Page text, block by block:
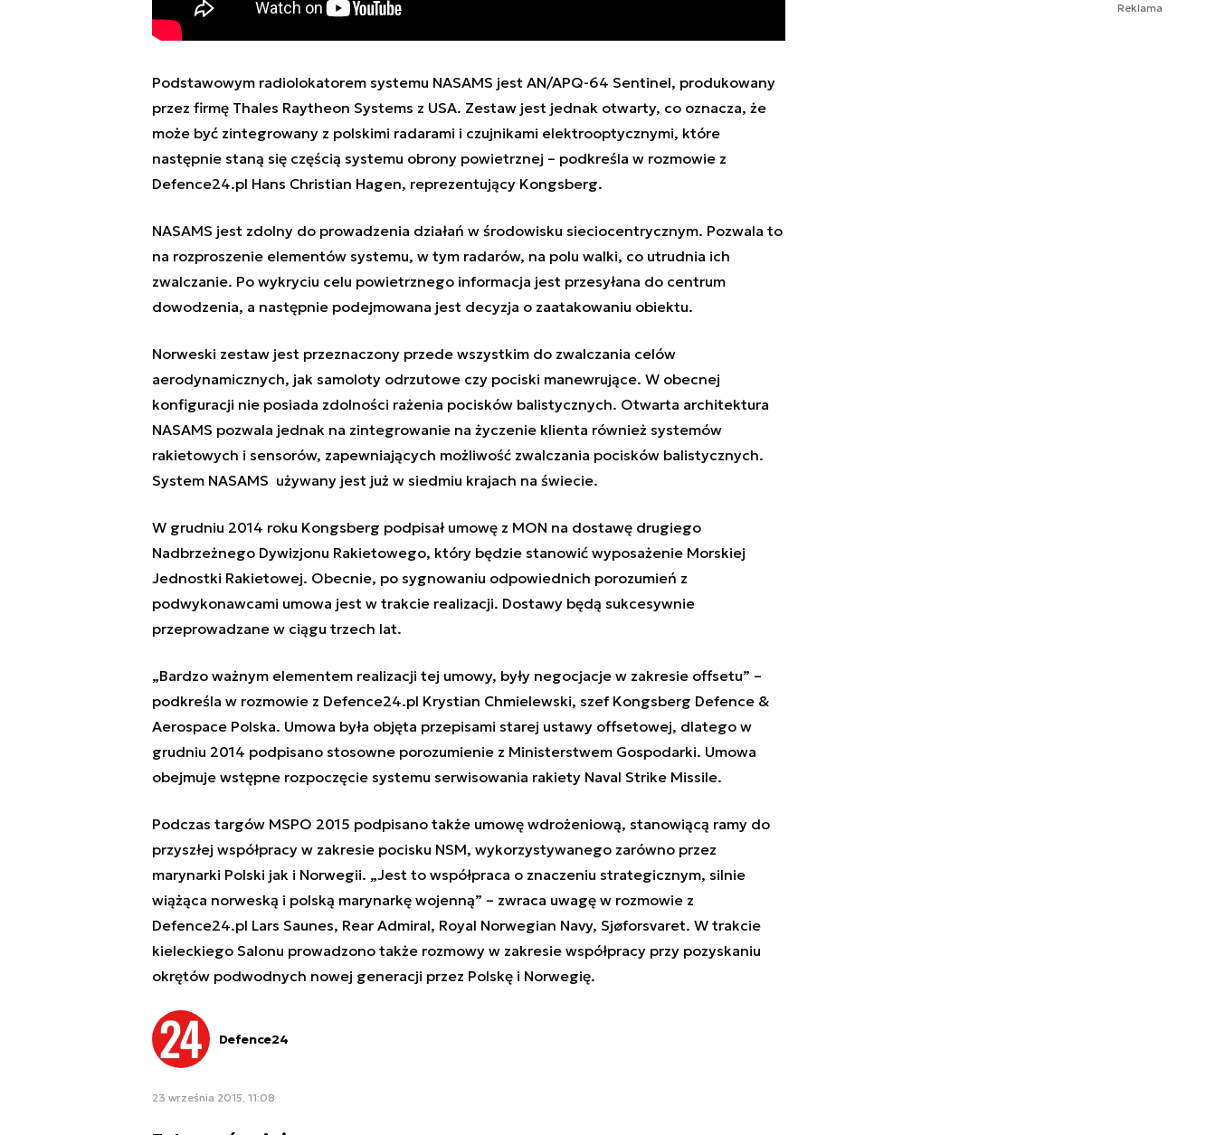
Podstawowym radiolokatorem systemu NASAMS jest AN/APQ-64 Sentinel, produkowany
przez firmę Thales Raytheon Systems z USA. Zestaw jest jednak otwarty, co oznacza, że
może być zintegrowany z polskimi radarami i czujnikami elektrooptycznymi, które
następnie staną się częścią systemu obrony powietrznej – podkreśla w rozmowie z
Defence24.pl Hans Christian Hagen, reprezentujący Kongsberg.
NASAMS jest zdolny do prowadzenia działań w środowisku sieciocentrycznym. Pozwala to
na rozproszenie elementów systemu, w tym radarów, na polu walki, co utrudnia ich
zwalczanie. Po wykryciu celu powietrznego informacja jest przesyłana do centrum
dowodzenia, a następnie podejmowana jest decyzja o zaatakowaniu obiektu.
Norweski zestaw jest przeznaczony przede wszystkim do zwalczania celów
aerodynamicznych, jak samoloty odrzutowe czy pociski manewrujące. W obecnej
konfiguracji nie posiada zdolności rażenia pocisków balistycznych. Otwarta architektura
NASAMS pozwala jednak na zintegrowanie na życzenie klienta również systemów
rakietowych i sensorów, zapewniających możliwość zwalczania pocisków balistycznych.
System NASAMS używany jest już w siedmiu krajach na świecie.
W grudniu 2014 roku Kongsberg podpisał umowę z MON na dostawę drugiego
Nadbrzeżnego Dywizjonu Rakietowego, który będzie stanowić wyposażenie Morskiej
Jednostki Rakietowej. Obecnie, po sygnowaniu odpowiednich porozumień z
podwykonawcami umowa jest w trakcie realizacji. Dostawy będą sukcesywnie
przeprowadzane w ciągu trzech lat.
„Bardzo ważnym elementem realizacji tej umowy, były negocjacje w zakresie offsetu” –
podkreśla w rozmowie z Defence24.pl Krystian Chmielewski, szef Kongsberg Defence &
Aerospace Polska. Umowa była objęta przepisami starej ustawy offsetowej, dlatego w
grudniu 2014 podpisano stosowne porozumienie z Ministerstwem Gospodarki. Umowa
obejmuje wstępne rozpoczęcie systemu serwisowania rakiety Naval Strike Missile.
Podczas targów MSPO 2015 podpisano także umowę wdrożeniową, stanowiącą ramy do
przyszłej współpracy w zakresie pocisku NSM, wykorzystywanego zarówno przez
marynarki Polski jak i Norwegii. „Jest to współpraca o znaczeniu strategicznym, silnie
wiążąca norweską i polską marynarkę wojenną” – zwraca uwagę w rozmowie z
Defence24.pl Lars Saunes, Rear Admiral, Royal Norwegian Navy, Sjøforsvaret. W trakcie
kieleckiego Salonu prowadzono także rozmowy w zakresie współpracy przy pozyskaniu
okrętów podwodnych nowej generacji przez Polskę i Norwegię.
Defence24
23 września 2015, 11:08
Reklama